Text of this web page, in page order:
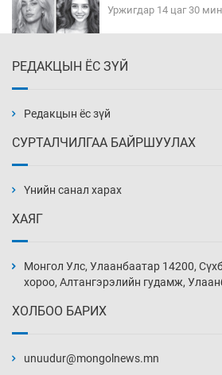
Уржигдар 14 цаг 30 мин
Уржигдар 14 цаг 00 мин
нэмэгджээ
Уржигдар 13 цаг 30 мин
Уржигдар 13 цаг 00 мин
РЕДАКЦЫН ЁС ЗҮЙ
Редакцын ёс зүй
СУРТАЛЧИЛГАА БАЙРШУУЛАХ
Үнийн санал харах
ХАЯГ
Монгол Улс, Улаанбаатар 14200,
хороо, Алтангэрэлийн гудамж,
ХОЛБОО БАРИХ
unuudur@mongolnews.mn